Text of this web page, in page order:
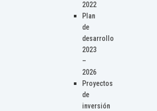
2022
Plan
de
desarrollo
2023
–
2026
Proyectos
de
inversión